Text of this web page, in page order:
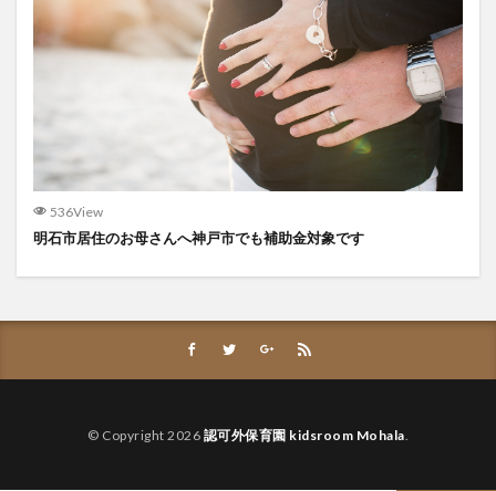
536View
明石市居住のお母さんへ神戸市でも補助金対象です
© Copyright 2026 認可外保育園 kidsroom Mohala